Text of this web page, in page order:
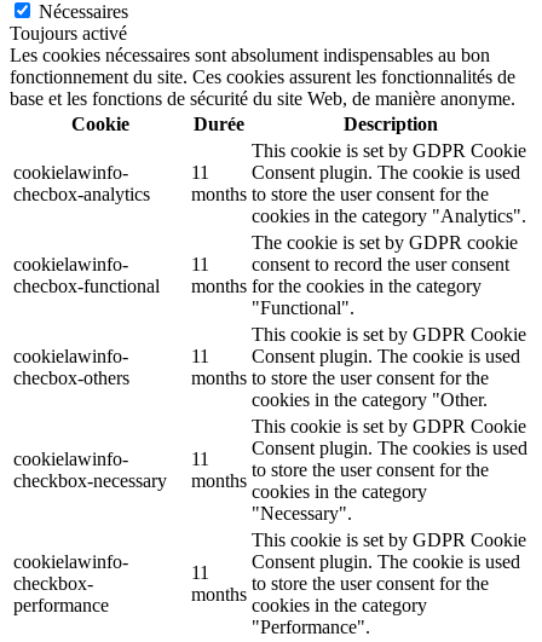
Nécessaires
Toujours activé
Les cookies nécessaires sont absolument indispensables au bon
fonctionnement du site. Ces cookies assurent les fonctionnalités de
base et les fonctions de sécurité du site Web, de manière anonyme.
Cookie
Durée Description
cookielawinfo-
checbox-analytics
11
months
This cookie is set by GDPR Cookie
Consent plugin. The cookie is used
to store the user consent for the
cookies in the category "Analytics".
cookielawinfo-
checbox-functional
11
months
The cookie is set by GDPR cookie
consent to record the user consent
for the cookies in the category
"Functional".
cookielawinfo-
checbox-others
11
months
This cookie is set by GDPR Cookie
Consent plugin. The cookie is used
to store the user consent for the
cookies in the category "Other.
cookielawinfo-
checkbox-necessary
11
months
This cookie is set by GDPR Cookie
Consent plugin. The cookies is used
to store the user consent for the
cookies in the category
"Necessary".
cookielawinfo-
checkbox-
performance
11
months
This cookie is set by GDPR Cookie
Consent plugin. The cookie is used
to store the user consent for the
cookies in the category
"Performance".